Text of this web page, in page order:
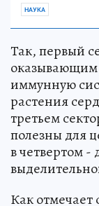
НАУКА
Так, первый
оказывающим
иммунную
растения
третьем
полезны для
в четвертом
Как